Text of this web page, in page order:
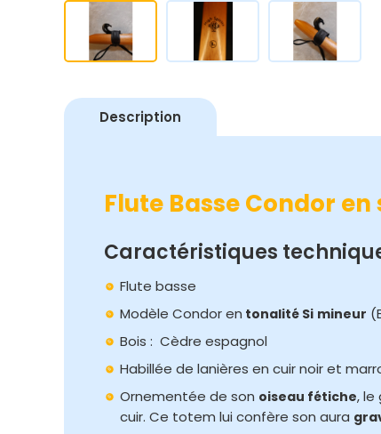
Description
Flute Basse Condor
Caractéristiques
Flute basse
Modèle Condor en tonalité Si mineur
Bois : Cèdre espagnol
Habillée de lanières en cuir noir et
Ornementée de son oiseau fétiche, le
cuir. Ce totem lui confère son aura